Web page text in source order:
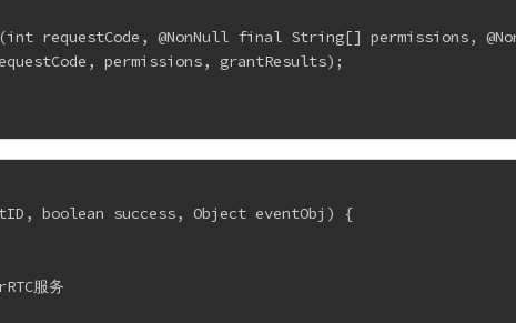
requestCode, @NonNull final String[] permissions,
permissions, grantResults);
boolean success, Object eventObj) {
服务